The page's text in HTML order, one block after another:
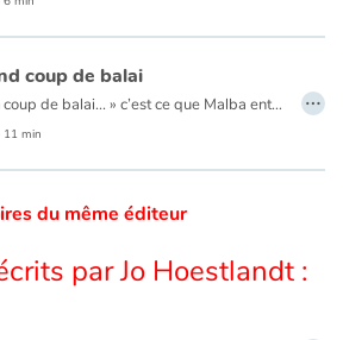
coup de balai
« Un bon coup de balai... » c’est ce que Malba entendait de la part des passants qui passaient devant lui d’un air méprisant. Jusqu’à ce qu’il tombe sur un vrai balai qui allait l’aider à tracer son chemin...
11 min
…
du même éditeur
par Jo Hoestlandt :